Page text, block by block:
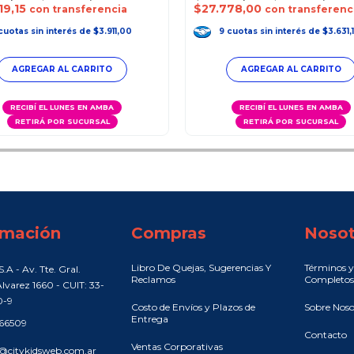
con transferencia
sin interés de $3.911,00
RECIBÍ EL LUNES EN AMBA
RETIRÁ POR SUCURSAL
$27.778,00 con
9 cuotas sin interés de $3.631,11
RECIBÍ EL LUNES EN AMBA
RETIRÁ POR SUCURSAL
- Av. Tte. Gral.
1660 - CUIT: 33-
9
Compras
Libro De Quejas, Sugerencias Y
Reclamos
Costo de Envíos y Plazos de
Entrega
Ventas Corporativas
Términos
Sobre
Contacto